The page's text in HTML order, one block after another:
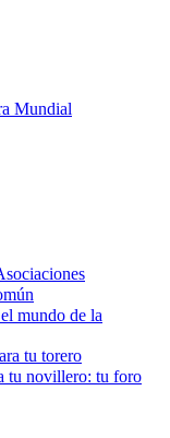
Mundial
mundo de la
tu torero
tu novillero: tu foro